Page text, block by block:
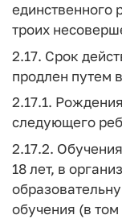
единственного
троих
2.17. Срок
продлен путем
2.17.1.
следующего
2.17.2.
18 лет, в
обучения (в